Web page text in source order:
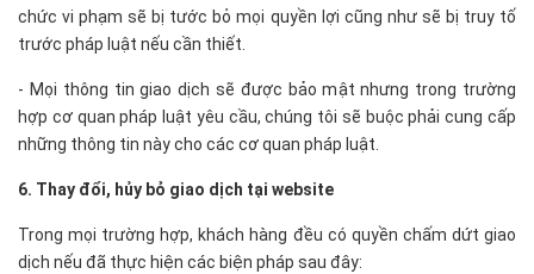
chức vi phạm sẽ bị tước bỏ mọi quyền lợi cũng như sẽ bị truy tố
trước pháp luật nếu cần thiết.
- Mọi thông tin giao dịch sẽ được bảo mật nhưng trong trường
hợp cơ quan pháp luật yêu cầu, chúng tôi sẽ buộc phải cung cấp
những thông tin này cho các cơ quan pháp luật.
6. Thay đổi, hủy bỏ giao dịch tại website
Trong mọi trường hợp, khách hàng đều có quyền chấm dứt giao
dịch nếu đã thực hiện các biện pháp sau đây: